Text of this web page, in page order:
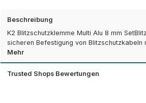
Beschreibung
K2 Blitzschutzklemme Multi Alu 8 mm
sicheren Befestigung von Blitzschutzkabeln
Mehr
Trusted Shops Bewertungen